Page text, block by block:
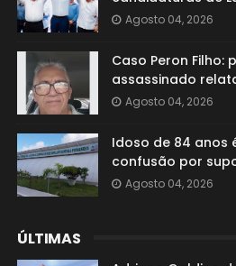
Agosto 04, 2026
Caso Peron Filho:
assassinado
Agosto 04, 2026
Idoso de 84 anos
confusão por
Agosto 04, 2026
ÚLTIMAS